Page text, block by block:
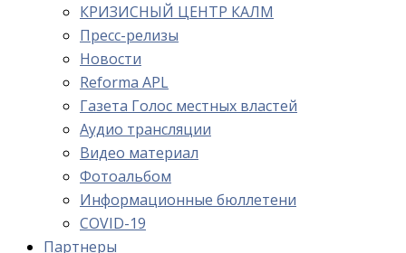
КРИЗИСНЫЙ ЦЕНТР КАЛМ
Пресс-релизы
Новости
Reforma APL
Газета Голос местных властей
Аудио трансляции
Видео материал
Фотоальбом
Информационные бюллетени
COVID-19
Партнеры